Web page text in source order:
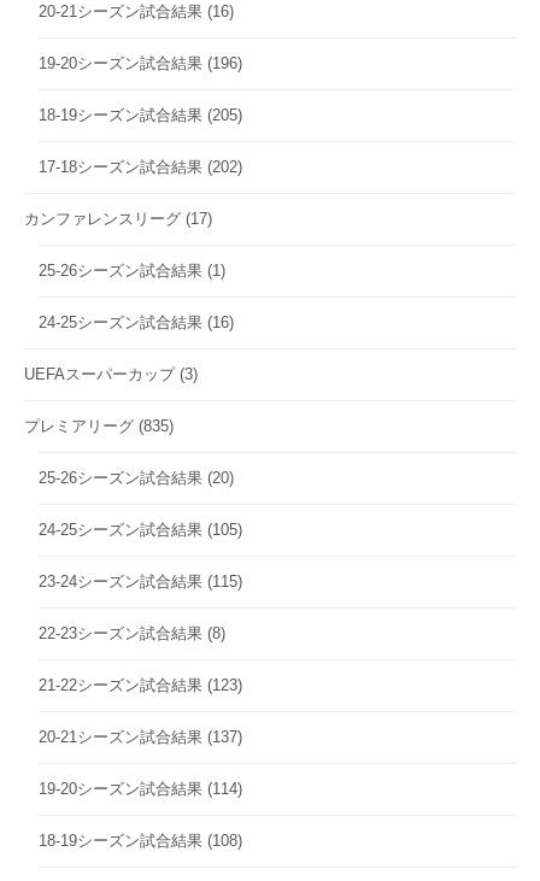
20-21シーズン試合結果 (16)
19-20シーズン試合結果 (196)
18-19シーズン試合結果 (205)
17-18シーズン試合結果 (202)
カンファレンスリーグ (17)
25-26シーズン試合結果 (1)
24-25シーズン試合結果 (16)
UEFAスーパーカップ(3)
プレミアリーグ (835)
25-26シーズン試合結果 (20)
24-25シーズン試合結果 (105)
23-24シーズン試合結果 (115)
22-23シーズン試合結果 (8)
21-22シーズン試合結果 (123)
20-21シーズン試合結果 (137)
19-20シーズン試合結果 (114)
18-19シーズン試合結果 (108)